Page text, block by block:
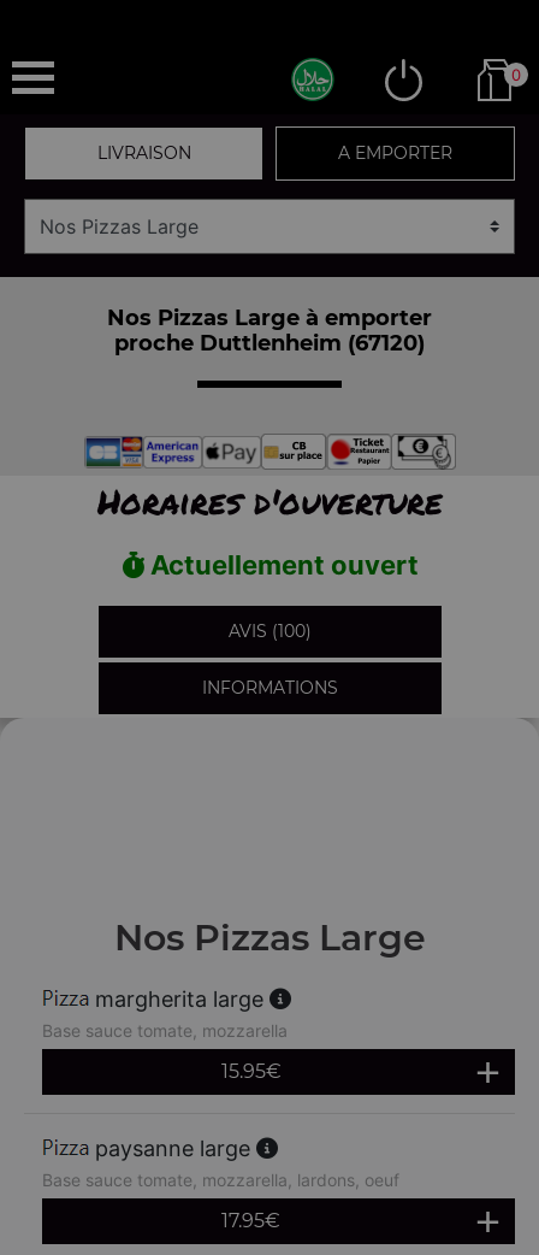
0
LIVRAISON A EMPORTER
Nos Pizzas Large à emporter
proche Duttlenheim (67120)
Horaires d'ouverture
Actuellement ouvert
AVIS (100)
INFORMATIONS
Nos Pizzas Large
margherita large
Base sauce tomate, mozzarella
15.95€
paysanne large
Base sauce tomate, mozzarella, lardons, oeuf
17.95€